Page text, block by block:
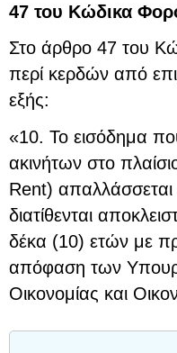
47 του Κώδικα
Στο άρθρο 47 του
περί κερδών από
εξής:
«10. Το εισόδημα
ακινήτων στο
Rent)
διατίθενται
δέκα (10) ετών με
απόφαση των
Οικονομίας και